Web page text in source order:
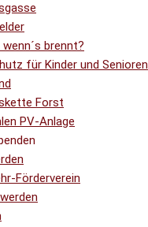
brennt?
für Kinder und Senioren
Forst
PV-Anlage
Förderverein